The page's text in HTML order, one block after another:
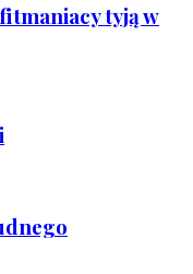
tyją w